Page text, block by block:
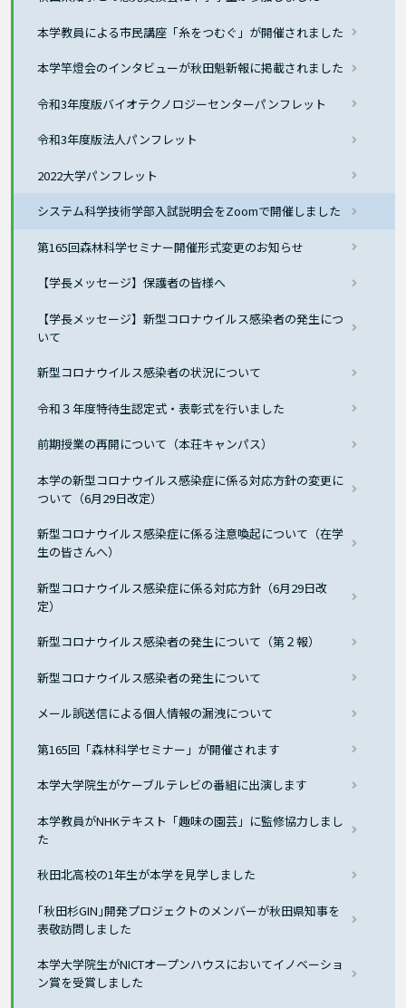
本学教員による市民講座「糸をつむぐ」が開催されました
本学竿燈会のインタビューが秋田魁新報に掲載されました
令和3年度版バイオテクノロジーセンターパンフレット
令和3年度版法人パンフレット
2022大学パンフレット
システム科学技術学部入試説明会をZoomで開催しました
第165回森林科学セミナー開催形式変更のお知らせ
【学長メッセージ】保護者の皆様へ
【学長メッセージ】新型コロナウイルス感染者の発生につ
いて
新型コロナウイルス感染者の状況について
令和３年度特待生認定式・表彰式を行いました
前期授業の再開について（本荘キャンパス）
本学の新型コロナウイルス感染症に係る対応方針の変更に
ついて（6月29日改定）
新型コロナウイルス感染症に係る注意喚起について（在学
生の皆さんへ）
新型コロナウイルス感染症に係る対応方針（6月29日改
定）
新型コロナウイルス感染者の発生について（第２報）
新型コロナウイルス感染者の発生について
メール誤送信による個人情報の漏洩について
第165回「森林科学セミナー」が開催されます
本学大学院生がケーブルテレビの番組に出演します
本学教員がNHKテキスト「趣味の園芸」に監修協力しまし
た
秋田北高校の1年生が本学を見学しました
｢秋田杉GIN｣開発プロジェクトのメンバーが秋田県知事を
表敬訪問しました
本学大学院生がNICTオープンハウスにおいてイノベーショ
ン賞を受賞しました